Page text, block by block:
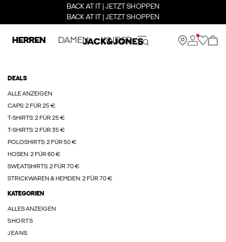
BACK AT IT | JETZT SHOPPEN
BACK AT IT | JETZT SHOPPEN
HERREN DAMEN KINDER
DEALS
ALLE ANZEIGEN
CAPS: 2 FÜR 25 €
T-SHIRTS: 2 FÜR 25 €
T-SHIRTS: 2 FÜR 35 €
POLOSHIRTS: 2 FÜR 50 €
HOSEN: 2 FÜR 60 €
SWEATSHIRTS: 2 FÜR 70 €
STRICKWAREN & HEMDEN: 2 FÜR 70 €
KATEGORIEN
ALLES ANZEIGEN
SHORTS
JEANS